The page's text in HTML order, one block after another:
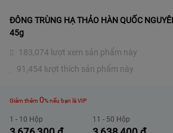
ĐÔNG TRÙNG HẠ THẢO HÀN QUỐC
45g
183,074 lượt xem sản phẩm này
91,454 lượt thích sản phẩm này
Giảm thêm 0% nếu bạn là VIP
1 - 10 Hộp 11 - 50 Hộp